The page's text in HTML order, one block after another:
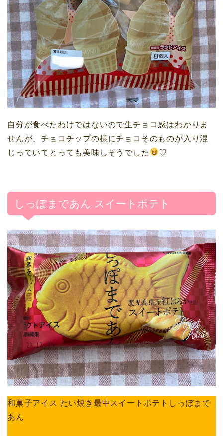
自分が食べたわけではないので生チョコ感はわかりま
せんが、チョコチップの様にチョコそのものが入り混
じっていてとっても美味しそうでした
♡
しっぽまであん スイートポテト
和菓子アイス たい焼き最中スイートポテトしっぽまで
あん